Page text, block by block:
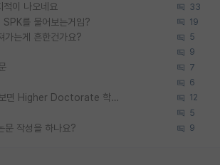
적이 나오네요 33
SPK를 물어보는거임? 19
가는게 흔한건가요? 5
9
7
6
우리나라도 학구 열풍보면 Higher Doctorate 학위가 필요하다고 봅니다. 12
5
문 작성을 하나요? 9